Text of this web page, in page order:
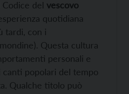
del vescovo
quotidiana
tardi, con i
Questa cultura
personali e
popolari del tempo
Qualche titolo può